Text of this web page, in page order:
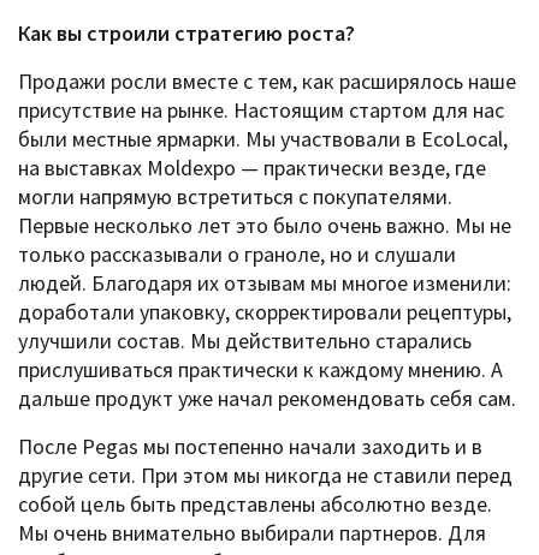
Как вы строили стратегию роста?
Продажи росли вместе с тем, как расширялось наше
присутствие на рынке. Настоящим стартом для нас
были местные ярмарки. Мы участвовали в EcoLocal,
на выставках Moldexpo — практически везде, где
могли напрямую встретиться с покупателями.
Первые несколько лет это было очень важно. Мы не
только рассказывали о граноле, но и слушали
людей. Благодаря их отзывам мы многое изменили:
доработали упаковку, скорректировали рецептуры,
улучшили состав. Мы действительно старались
прислушиваться практически к каждому мнению. А
дальше продукт уже начал рекомендовать себя сам.
После Pegas мы постепенно начали заходить и в
другие сети. При этом мы никогда не ставили перед
собой цель быть представлены абсолютно везде.
Мы очень внимательно выбирали партнеров. Для